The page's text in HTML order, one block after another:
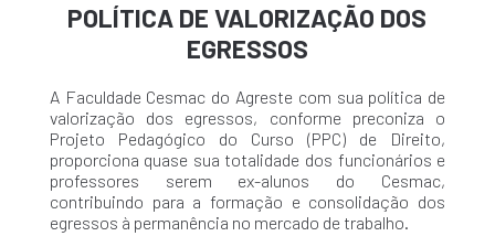
POLÍTICA DE VALORIZAÇÃO DOS
EGRESSOS
A Faculdade Cesmac do Agreste com sua política de
valorização dos egressos, conforme preconiza o
Projeto Pedagógico do Curso (PPC) de Direito,
proporciona quase sua totalidade dos funcionários e
professores serem ex-alunos do Cesmac,
contribuindo para a formação e consolidação dos
egressos à permanência no mercado de trabalho.